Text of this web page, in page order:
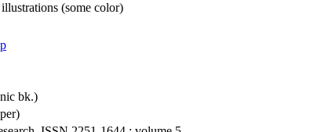
(some color)
bk.)